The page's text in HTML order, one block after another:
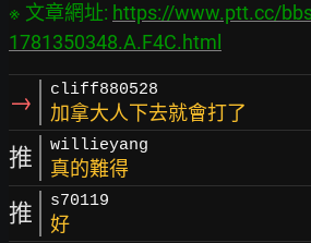
※ 文章網址: https://www.ptt.cc/
1781350348.A.F4C.html
→ cliff880528
加拿大人下去就會打了
推 willieyang
真的難得
推 s70119
好